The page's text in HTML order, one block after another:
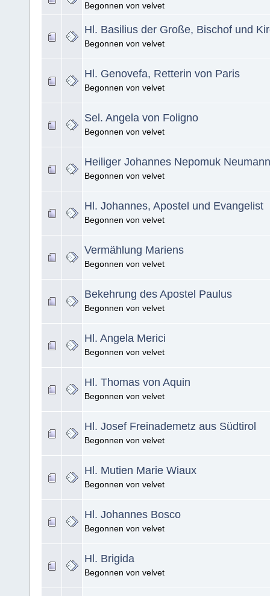
Begonnen von velvet
Hl. Basilius der Große, Bischof und
Begonnen von velvet
Hl. Genovefa, Retterin von Paris
Begonnen von velvet
Sel. Angela von Foligno
Begonnen von velvet
Heiliger Johannes Nepomuk Neumann
Begonnen von velvet
Hl. Johannes, Apostel und Evangelist
Begonnen von velvet
Vermählung Mariens
Begonnen von velvet
Bekehrung des Apostel Paulus
Begonnen von velvet
Hl. Angela Merici
Begonnen von velvet
Hl. Thomas von Aquin
Begonnen von velvet
Hl. Josef Freinademetz aus Südtirol
Begonnen von velvet
Hl. Mutien Marie Wiaux
Begonnen von velvet
Hl. Johannes Bosco
Begonnen von velvet
Hl. Brigida
Begonnen von velvet